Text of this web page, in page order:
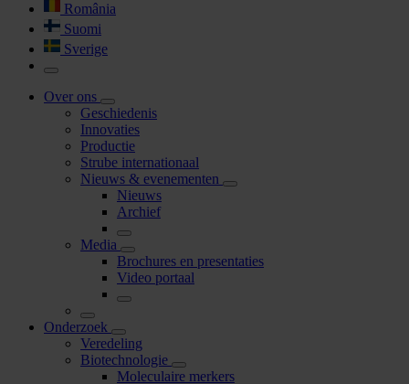
România
Suomi
Sverige
Over ons
Geschiedenis
Innovaties
Productie
Strube internationaal
Nieuws & evenementen
Nieuws
Archief
Media
Brochures en presentaties
Video portaal
Onderzoek
Veredeling
Biotechnologie
Moleculaire merkers